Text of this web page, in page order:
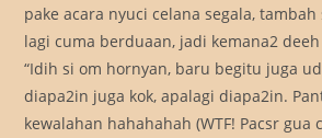
pake acara nyuci celana segala,
lagi cuma berduaan, jadi kemana2
“Idih si om hornyan, baru begitu juga
diapa2in juga kok, apalagi diapa2in.
kewalahan hahahahah (WTF! Pacsr gua